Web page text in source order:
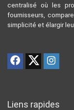
centralisé où les
fournisseurs,
simplicité et élargir
Liens rapides